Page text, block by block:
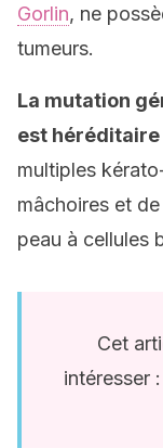
Gorlin, ne
tumeurs.
La mutation
est héréditaire
multiples
mâchoires et
peau à cellules
Cet
intéresser :